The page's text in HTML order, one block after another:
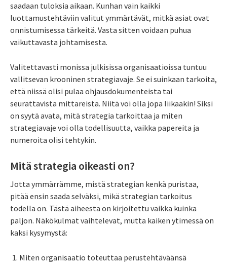
saadaan tuloksia aikaan. Kunhan vain kaikki
luottamustehtäviin valitut ymmärtävät, mitkä asiat ovat
onnistumisessa tärkeitä. Vasta sitten voidaan puhua
vaikuttavasta johtamisesta.
Valitettavasti monissa julkisissa organisaatioissa tuntuu
vallitsevan krooninen strategiavaje. Se ei suinkaan tarkoita,
että niissä olisi pulaa ohjausdokumenteista tai
seurattavista mittareista. Niitä voi olla jopa liikaakin! Siksi
on syytä avata, mitä strategia tarkoittaa ja miten
strategiavaje voi olla todellisuutta, vaikka papereita ja
numeroita olisi tehtykin.
Mitä strategia oikeasti on?
Jotta ymmärrämme, mistä strategian kenkä puristaa,
pitää ensin saada selväksi, mikä strategian tarkoitus
todella on. Tästä aiheesta on kirjoitettu vaikka kuinka
paljon. Näkökulmat vaihtelevat, mutta kaiken ytimessä on
kaksi kysymystä:
Miten organisaatio toteuttaa perustehtäväänsä